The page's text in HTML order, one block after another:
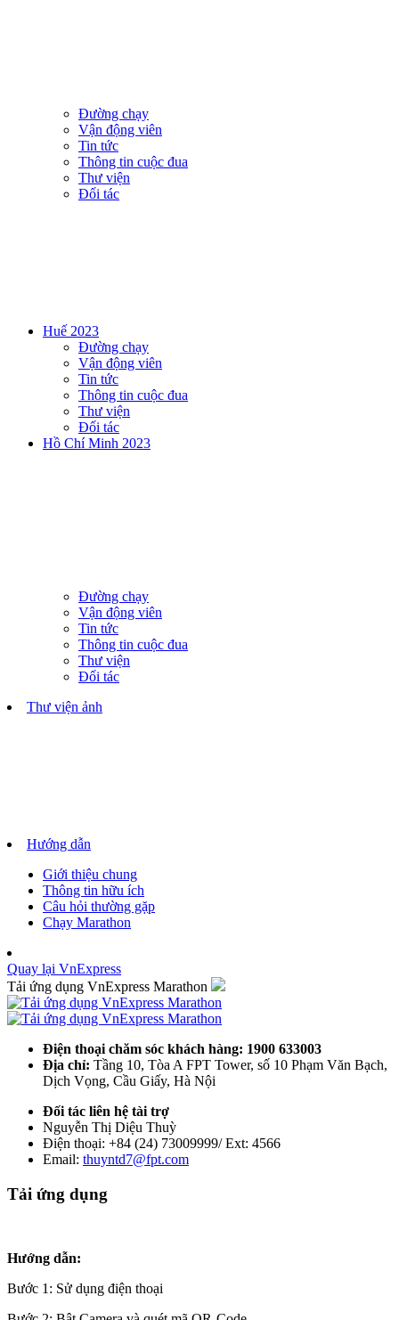
Đường chạy
Vận động viên
Tin tức
Thông tin cuộc đua
Thư viện
Đối tác
Huế 2023
Đường chạy
Vận động viên
Tin tức
Thông tin cuộc đua
Thư viện
Đối tác
Hồ Chí Minh 2023
Đường chạy
Vận động viên
Tin tức
Thông tin cuộc đua
Thư viện
Đối tác
Thư viện ảnh
Hướng dẫn
Giới thiệu chung
Thông tin hữu ích
Câu hỏi thường gặp
Chạy Marathon
Quay lại VnExpress
Tải ứng dụng VnExpress Marathon
Điện thoại chăm sóc khách hàng: 1900 633003
Địa chỉ: Tầng 10, Tòa A FPT Tower, số 10 Phạm Văn Bạch,
Dịch Vọng, Cầu Giấy, Hà Nội
Đối tác liên hệ tài trợ
Nguyễn Thị Diệu Thuỳ
Điện thoại: +84 (24) 73009999/ Ext: 4566
Email: thuyntd7@fpt.com
Tải ứng dụng
Hướng dẫn:
Bước 1: Sử dụng điện thoại